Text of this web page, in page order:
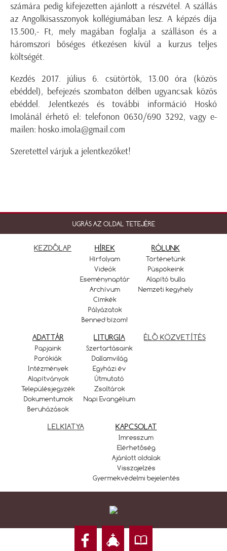
számára pedig kifejezetten ajánlott a részvétel. A szállás
az Angolkisasszonyok kollégiumában lesz. A képzés díja
13.500,- Ft, mely magában foglalja a szálláson és a
háromszori bőséges étkezésen kívül a kurzus teljes
költségét.
Kezdés 2017. július 6. csütörtök, 13.00 óra (közös
ebéddel), befejezés szombaton délben ugyancsak közös
ebéddel. Jelentkezés és további információ Hoskó
Imolánál érhető el: telefonon 0630/690 3292, vagy e-
mailen: hosko.imola@gmail.com
Szeretettel várjuk a jelentkezőket!
UGRÁS AZ OLDAL TETEJÉRE
KEZDŐLAP HÍREK
Hírfolyam
Videók
Eseménynaptár
Archívum
Címkék
Pályázatok
Benned bízom!
RÓLUNK
Történetünk
Püspökeink
Alapító bulla
Nemzeti kegyhely
ADATTÁR
Papjaink
Parókiák
Intézmények
Alapítványok
Településjegyzék
Dokumentumok
Beruházások
LITURGIA
Szertartásaink
Dallamvilág
Egyházi év
Útmutató
Zsoltárok
Napi Evangélium
ÉLŐ KÖZVETÍTÉS
LELKIATYA KAPCSOLAT
Imresszum
Elérhetőség
Ajánlott oldalak
Visszajelzés
Gyermekvédelmi bejelentés